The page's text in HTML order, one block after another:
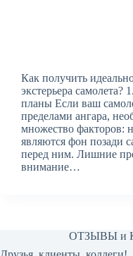
Как получить
экстерьера
планы Если ваш
пределами ангара,
множество факторов:
являются фон позади
перед ним. Лишние
внимание…
ОТЗЫВЫ и